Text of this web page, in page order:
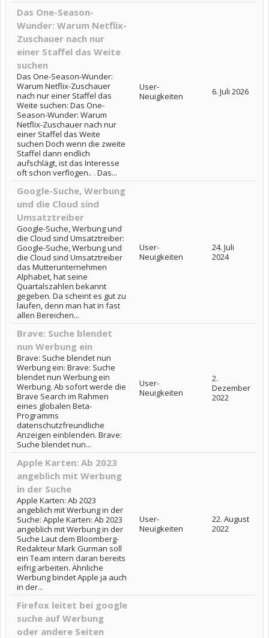
Das One-Season-
Wunder: Warum Netflix-
Zuschauer nach nur
einer Staffel das Weite
suchen
Das One-Season-Wunder:
Warum Netflix-Zuschauer
nach nur einer Staffel das
Weite suchen: Das One-
Season-Wunder: Warum
Netflix-Zuschauer nach nur
einer Staffel das Weite
suchen Doch wenn die zweite
Staffel dann endlich
aufschlägt, ist das Interesse
oft schon verflogen.. . Das...
User-
Neuigkeiten
6. Juli 2026
Google-Suche, Werbung
und die Cloud sind
Umsatztreiber
Google-Suche, Werbung und
die Cloud sind Umsatztreiber:
Google-Suche, Werbung und
die Cloud sind Umsatztreiber
das Mutterunternehmen
Alphabet, hat seine
Quartalszahlen bekannt
gegeben. Da scheint es gut zu
laufen, denn man hat in fast
allen Bereichen...
User-
Neuigkeiten
24. Juli
2024
Brave: Suche blendet
nun Werbung ein
Brave: Suche blendet nun
Werbung ein: Brave: Suche
blendet nun Werbung ein
Werbung. Ab sofort werde die
Brave Search im Rahmen
eines globalen Beta-
Programms
datenschutzfreundliche
Anzeigen einblenden. Brave:
Suche blendet nun...
User-
Neuigkeiten
2.
Dezember
2022
Apple Karten: Ab 2023
angeblich mit Werbung
in der Suche
Apple Karten: Ab 2023
angeblich mit Werbung in der
Suche: Apple Karten: Ab 2023
angeblich mit Werbung in der
Suche Laut dem Bloomberg-
Redakteur Mark Gurman soll
ein Team intern daran bereits
eifrig arbeiten. Ähnliche
Werbung bindet Apple ja auch
in der...
User-
Neuigkeiten
22. August
2022
Firefox leitet bei google
suche auf Werbung
oder andere Seiten